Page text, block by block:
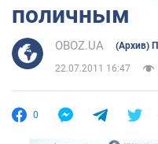
поличным
OBOZ.UA (Архив)
22.07.2011 16:47
0